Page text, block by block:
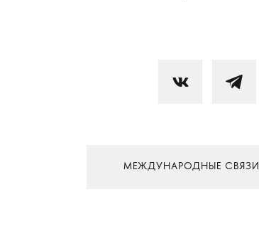
МЕЖДУНАРОДНЫЕ СВЯЗИ